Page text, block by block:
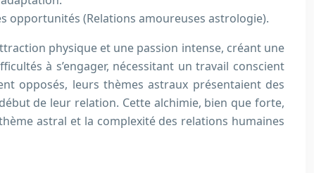
opportunités (Relations amoureuses astrologie).
physique et une passion intense, créant une
à s’engager, nécessitant un travail conscient
opposés, leurs thèmes astraux présentaient des
de leur relation. Cette alchimie, bien que forte,
astral et la complexité des relations humaines